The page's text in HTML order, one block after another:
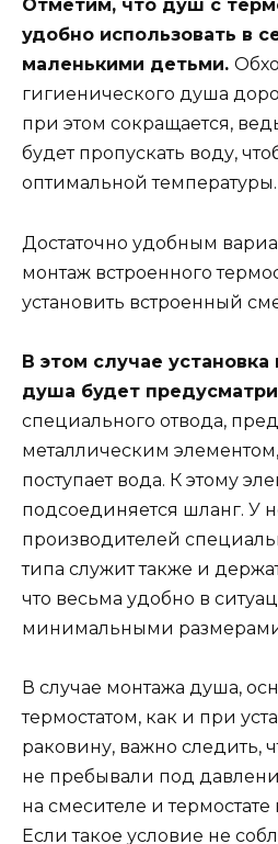
Отметим, что душ с
удобно использовать в
маленькими детьми.
гигиенического душа
при этом сокращается,
будет пропускать воду,
оптимальной температуры.
Достаточно удобным
монтаж встроенного
установить встроенный
В этом случае установка
душа будет
специального отвода,
металлическим
поступает вода. К этому
подсоединяется шланг. У
производителей
типа служит также и
что весьма удобно в
минимальными размерами
В случае монтажа душа,
термостатом, как и при
раковину, важно следить,
не пребывали под
на смесителе и
Если такое условие не